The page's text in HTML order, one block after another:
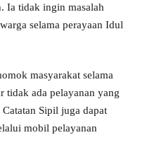
Ia tidak ingin masalah
selama perayaan Idul
masyarakat selama
tidak ada pelayanan yang
Sipil juga dapat
mobil pelayanan